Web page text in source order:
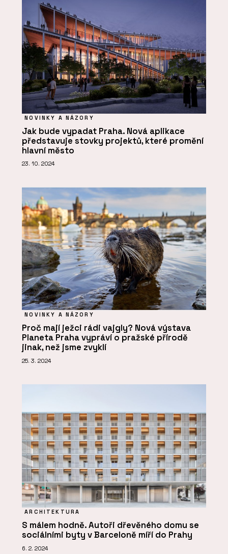
NOVINKY A NÁZORY
Jak bude vypadat Praha. Nová aplikace
představuje stovky projektů, které promění
hlavní město
23. 10. 2024
NOVINKY A NÁZORY
Proč mají ježci rádi vajgly? Nová výstava
Planeta Praha vypráví o pražské přírodě
jinak, než jsme zvyklí
25. 3. 2024
ARCHITEKTURA
S málem hodně. Autoři dřevěného domu se
sociálními byty v Barceloně míří do Prahy
6. 2. 2024